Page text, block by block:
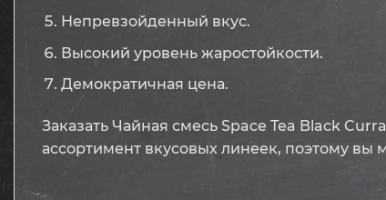
Непревзойденный вкус.
Высокий уровень жаростойкости.
Демократичная цена.
Заказать Чайная смесь Space Tea Black
ассортимент вкусовых линеек, поэтому вы